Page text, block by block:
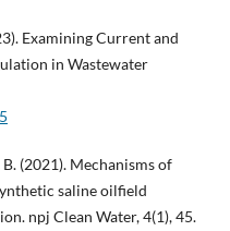
Examining Current and
in Wastewater
(2021). Mechanisms of
saline oilfield
npj Clean Water, 4(1), 45.